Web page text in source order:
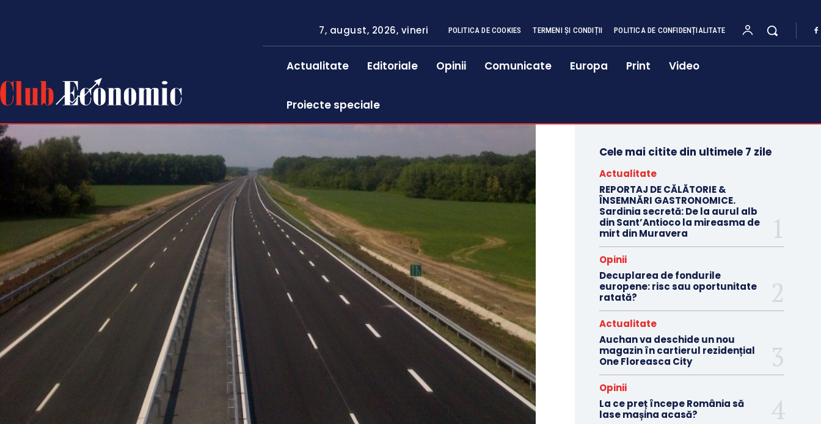
7, august, 2026, vineri POLITICA DE COOKIES TERMENI ȘI CONDIȚII POLITICA DE CONFIDENȚIALITATE
Actualitate Editoriale Opinii Comunicate Europa Print Video
Proiecte speciale
Cele mai citite din ultimele 7 zile
Actualitate
REPORTAJ DE CĂLĂTORIE &
ÎNSEMNĂRI GASTRONOMICE.
Sardinia secretă: De la aurul alb
din Sant’Antioco la mireasma de
mirt din Muravera
Opinii
Decuplarea de fondurile
europene: risc sau oportunitate
ratată?
Actualitate
Auchan va deschide un nou
magazin în cartierul rezidențial
One Floreasca City
Opinii
La ce preț începe România să
lase mașina acasă?